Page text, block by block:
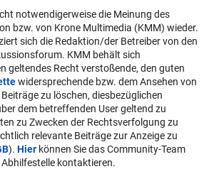
notwendigerweise die Meinung des
bzw. von Krone Multimedia (KMM) wieder.
sich die Redaktion/der Betreiber von den
KMM behält sich
geltendes Recht verstoßende, den guten
widersprechende bzw. dem Ansehen von
zu löschen, diesbezüglichen
dem betreffenden User geltend zu
zu Zwecken der Rechtsverfolgung zu
relevante Beiträge zur Anzeige zu
). Hier können Sie das Community-Team
kontaktieren.